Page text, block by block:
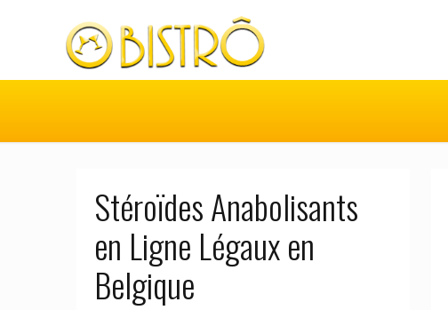
Stéroïdes Anabolisants
en Ligne Légaux en
Belgique